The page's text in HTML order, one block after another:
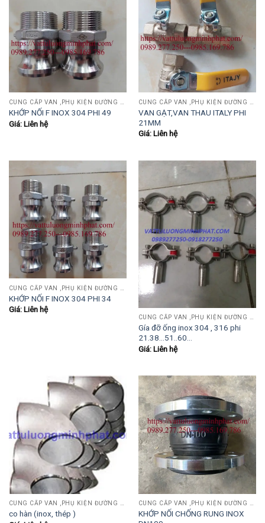
KHỚP NỐI F INOX 304 PHI 49
Giá: Liên hệ
VAN GẠT,VAN THAU ITALY PHI
21MM
Giá: Liên hệ
KHỚP NỐI F INOX 304 PHI 34
Giá: Liên hệ
CUNG CẤP VAN ,PHỤ KIỆN ĐƯỜNG ỐNG INOX,THÉP.....
Gía đỡ ống inox 304 , 316 phi
21.38…51..60…
Giá: Liên hệ
co hàn (inox, thép )
KHỚP NỐI CHỐNG RUNG INOX